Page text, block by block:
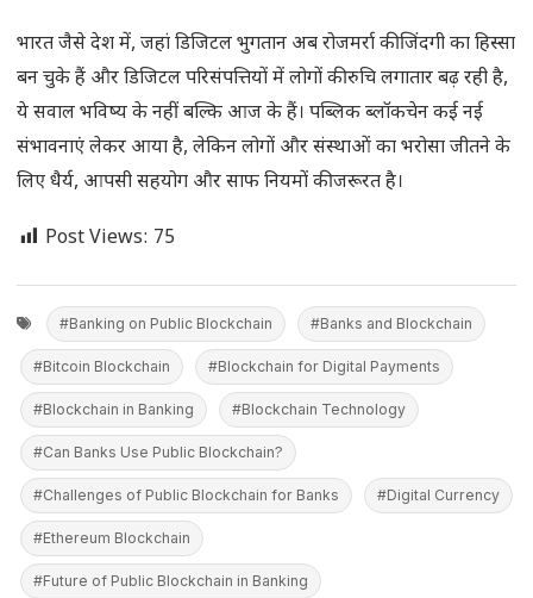
भारत जैसे देश में, जहां डिजिटल भुगतान अब रोजमर्रा की जिंदगी का हिस्सा
बन चुके हैं और डिजिटल परिसंपत्तियों में लोगों की रुचि लगातार बढ़ रही है,
ये सवाल भविष्य के नहीं बल्कि आज के हैं। पब्लिक ब्लॉकचेन कई नई
संभावनाएं लेकर आया है, लेकिन लोगों और संस्थाओं का भरोसा जीतने के
लिए धैर्य, आपसी सहयोग और साफ नियमों की जरूरत है।
Post Views: 75
#Banking on Public Blockchain #Banks and Blockchain
#Bitcoin Blockchain #Blockchain for Digital Payments
#Blockchain in Banking #Blockchain Technology
#Can Banks Use Public Blockchain?
#Challenges of Public Blockchain for Banks #Digital Currency
#Ethereum Blockchain
#Future of Public Blockchain in Banking